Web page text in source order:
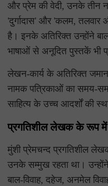
और प्रेम की वेदी, उनके तीन
'दुर्गादास' और 'कलम, तलवार
है। इनके अतिरिक्त उन्होंने
भाषाओं से अनूदित पुस्तकें भी
लेखन-कार्य के अतिरिक्त
नामक पत्रिकाओं का समय-
साहित्य के उच्च आदर्शों की
प्रगतिशील लेखक के रूप में
मुंशी प्रेमचन्द प्रगतिशील
उनके सम्मुख रहता था। उन्होंने
बाल-विवाह, दहेज, अनमेल